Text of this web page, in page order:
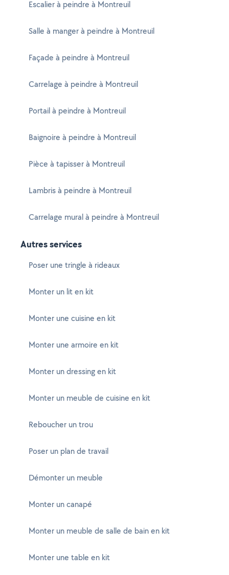
Escalier à peindre à Montreuil
Salle à manger à peindre à Montreuil
Façade à peindre à Montreuil
Carrelage à peindre à Montreuil
Portail à peindre à Montreuil
Baignoire à peindre à Montreuil
Pièce à tapisser à Montreuil
Lambris à peindre à Montreuil
Carrelage mural à peindre à Montreuil
Autres services
Poser une tringle à rideaux
Monter un lit en kit
Monter une cuisine en kit
Monter une armoire en kit
Monter un dressing en kit
Monter un meuble de cuisine en kit
Reboucher un trou
Poser un plan de travail
Démonter un meuble
Monter un canapé
Monter un meuble de salle de bain en kit
Monter une table en kit